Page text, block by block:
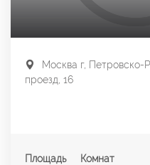
Москва г, Петровско-
проезд, 16
Площадь
Комнат